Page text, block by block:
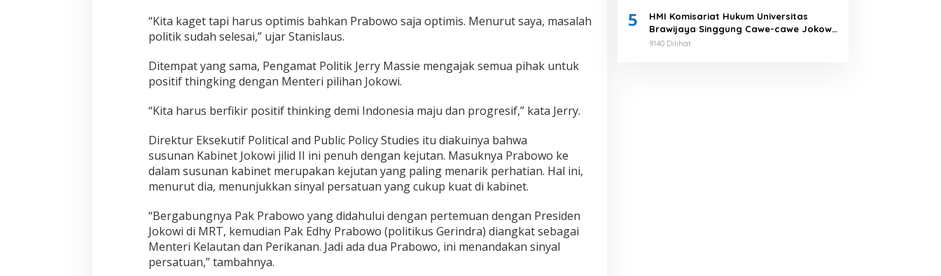
t
i
,
u
p
a
P
i
l
r
s
U
n
u
“Kita kaget tapi harus optimis bahkan Prabowo saja optimis. Menurut saya, masalah
politik sudah selesai,” ujar Stanislaus.
Ditempat yang sama, Pengamat Politik Jerry Massie mengajak semua pihak untuk
positif thingking dengan Menteri pilihan Jokowi.
“Kita harus berfikir positif thinking demi Indonesia maju dan progresif,” kata Jerry.
Direktur Eksekutif Political and Public Policy Studies itu diakuinya bahwa
susunan Kabinet Jokowi jilid II ini penuh dengan kejutan. Masuknya Prabowo ke
dalam susunan kabinet merupakan kejutan yang paling menarik perhatian. Hal ini,
menurut dia, menunjukkan sinyal persatuan yang cukup kuat di kabinet.
“Bergabungnya Pak Prabowo yang didahului dengan pertemuan dengan Presiden
Jokowi di MRT, kemudian Pak Edhy Prabowo (politikus Gerindra) diangkat sebagai
Menteri Kelautan dan Perikanan. Jadi ada dua Prabowo, ini menandakan sinyal
persatuan,” tambahnya.
5
HMI Komisariat Hukum Universitas
Brawijaya Singgung Cawe-cawe Jokowi,
Tegaskan 5 Poin Pernyataan Sikap
9140 Dilihat